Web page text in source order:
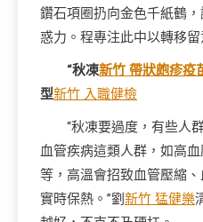
鑽石項圈扔向金色千紙鶴
惑力。程專注此中以轉移留
“秋凍新竹 帶狀皰疹疫
型新竹 入職健檢
“秋凍要過度，有些人
血管疾病這類人群，如高
等，高溫會招致血管壓縮
實時保熱。”劉 新竹 猛健樂